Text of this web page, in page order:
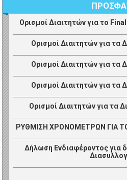
Ορισμοί Διαιτητών για το
Ορισμοί Διαιτητών για τα
Ορισμοί Διαιτητών για τα
Ορισμοί Διαιτητών για τα
Ορισμοί Διαιτητών για τα
ΡΥΘΜΙΣΗ ΧΡΟΝΟΜΕΤΡΩΝ ΓΙΑ
Δήλωση Ενδιαφέροντος για